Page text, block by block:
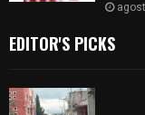
EDITOR'S PICKS